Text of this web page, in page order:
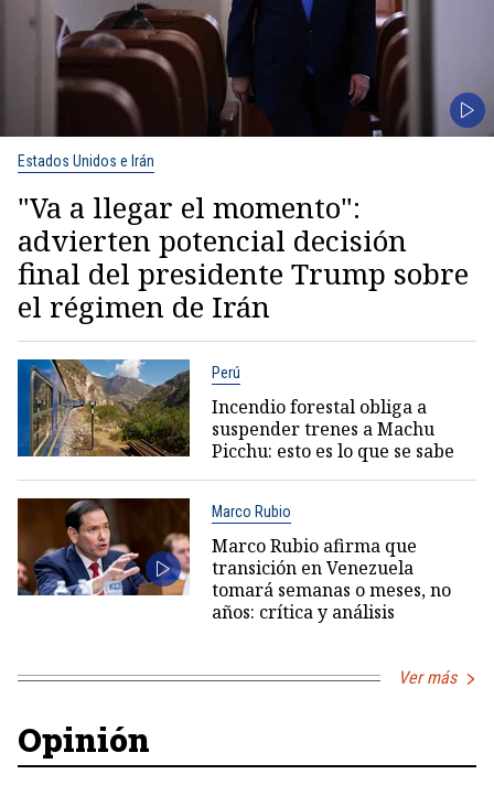
Estados Unidos e Irán
"Va a llegar el momento":
advierten potencial decisión
final del presidente Trump sobre
el régimen de Irán
Perú
Incendio forestal obliga a
suspender trenes a Machu
Picchu: esto es lo que se sabe
Marco Rubio
Marco Rubio afirma que
transición en Venezuela
tomará semanas o meses, no
años: crítica y análisis
Ver más
Opinión